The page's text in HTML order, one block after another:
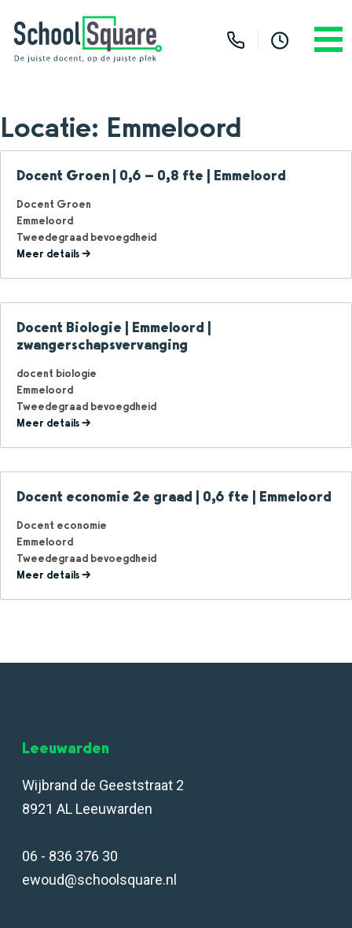
Locatie: Emmeloord
Docent Groen | 0,6 – 0,8 fte | Emmeloord
Docent Groen
Emmeloord
Tweedegraad bevoegdheid
Meer details
Docent Biologie | Emmeloord |
zwangerschapsvervanging
docent biologie
Emmeloord
Tweedegraad bevoegdheid
Meer details
Docent economie 2e graad | 0,6 fte | Emmeloord
Docent economie
Emmeloord
Tweedegraad bevoegdheid
Meer details
Leeuwarden
Wijbrand de Geeststraat 2
8921 AL Leeuwarden
06 - 836 376 30
ewoud@schoolsquare.nl